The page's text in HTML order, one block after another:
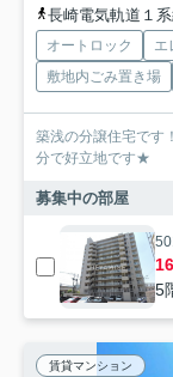
長崎電気軌道１
オートロック エ
敷地内ごみ置き場
築浅の分譲住宅です
分で好立地です★
募集中の部屋
5
賃貸マンション